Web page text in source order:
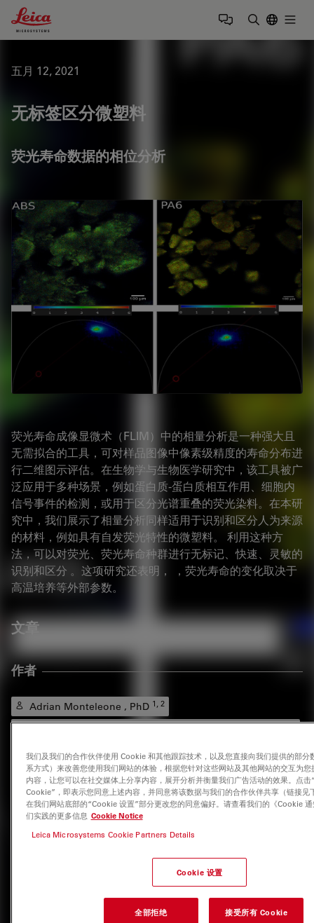
Leica Microsystems Logo
五月 12, 2021
无标签区分微塑料
荧光寿命数据的相位分析
荧光寿命成像显微术（FLIM）中的相量分析是一种强大且
无需拟合的工具，可对样品图像中像素级精度的寿命分布进
行二维图示评估。在生物学与生物医学研究中，该工具被广
泛应用于多种场景，例如蛋白质-蛋白质相互作用、细胞内
信号事件的检测，或用于区分光谱重叠的荧光染料。在本研
究中，我们展示了相量分析同样适用于识别和区分人为来源
的材料，例如具有自发荧光特性的微塑料。 利用这种方
法，可以对荧光、荧光寿命种群进行无标记、快速、灵敏的
识别和区分 。这项研究还表明， ，荧光寿命的变化取决于
高温培养等外部参数。
文章
作者
Adrian Monteleone , PhD 1, 2
1
2University Konstanz, Human and Environmental
Toxicology, Constance, Germany
标签
荧光 定量成像
我们及我们的合作伙伴使用 Cookie 和其他跟踪技术，以及您直接向我们提供的部分
系方式）来改善您使用我们网站的体验，根据您针对这些网站及其他网站的交互为
内容，让您可以在社交媒体上分享内容，展开分析并衡量我们广告活动的效果。点击
Cookie”，即表示您同意上述内容，并同意将该数据与我们的合作伙伴共享（链接见
在我们网站底部的“Cookie 设置”部分更改您的同意偏好。请查看我们的《Cookie
们实践的更多信息 Cookie Notice
Leica Microsystems Cookie Partners Details
Cookie 设置
全部拒绝 接受所有 Cookie